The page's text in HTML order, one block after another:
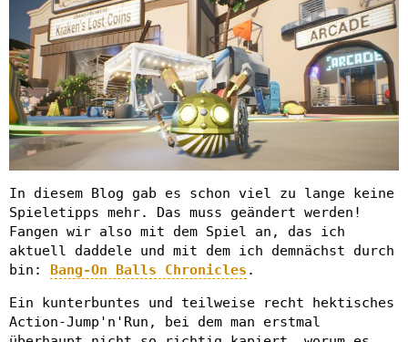
In diesem Blog gab es schon viel zu lange keine
Spieletipps mehr. Das muss geändert werden!
Fangen wir also mit dem Spiel an, das ich
aktuell daddele und mit dem ich demnächst durch
bin: Bang-On Balls Chronicles .
Ein kunterbuntes und teilweise recht hektisches
Action-Jump'n'Run, bei dem man erstmal